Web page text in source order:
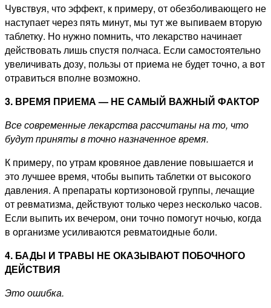
Чувствуя, что эффект, к примеру, от обезболивающего не
наступает через пять минут, мы тут же выпиваем вторую
таблетку. Но нужно помнить, что лекарство начинает
действовать лишь спустя полчаса. Если самостоятельно
увеличивать дозу, пользы от приема не будет точно, а вот
отравиться вполне возможно.
3. ВРЕМЯ ПРИЕМА — НЕ САМЫЙ ВАЖНЫЙ ФАКТОР
Все современные лекарства рассчитаны на то, что
будут приняты в точно назначенное время.
К примеру, по утрам кровяное давление повышается и
это лучшее время, чтобы выпить таблетки от высокого
давления. А препараты кортизоновой группы, лечащие
от ревматизма, действуют только через несколько часов.
Если выпить их вечером, они точно помогут ночью, когда
в организме усиливаются ревматоидные боли.
4. БАДЫ И ТРАВЫ НЕ ОКАЗЫВАЮТ ПОБОЧНОГО
ДЕЙСТВИЯ
Это ошибка.